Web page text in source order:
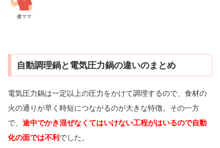
優ママ
自動調理鍋と電気圧力鍋の違いのまとめ
電気圧力鍋は一定以上の圧力をかけて調理するので、食材の
火の通りが早く時短につながるのが大きな特徴。その一方
で、 途中でかき混ぜなくてはいけない工程がはいるので自動
化の面では不利 でした。